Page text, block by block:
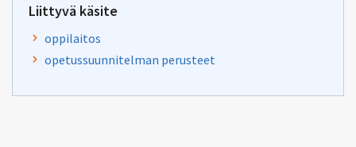
Liittyvä käsite
oppilaitos
opetussuunnitelman perusteet